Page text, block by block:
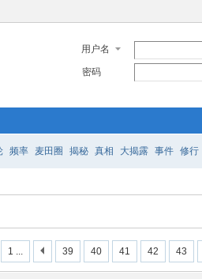
用户名
密码
频率 麦田圈 揭秘 真相 大揭露 事件 修行
1 ... 39 40 41 42 43